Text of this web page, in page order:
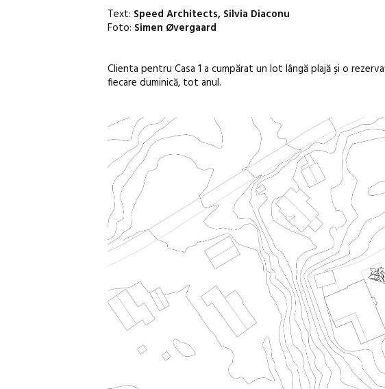
Text: Speed Architects, Silvia Diaconu
Foto: Simen Øvergaard
Clienta pentru Casa 1 a cumpărat un lot lângă plajă și o
fiecare duminică, tot anul.